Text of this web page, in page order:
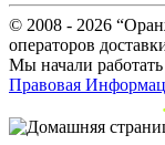
© 2008 - 2026
операторов
Мы начали работать
Правовая